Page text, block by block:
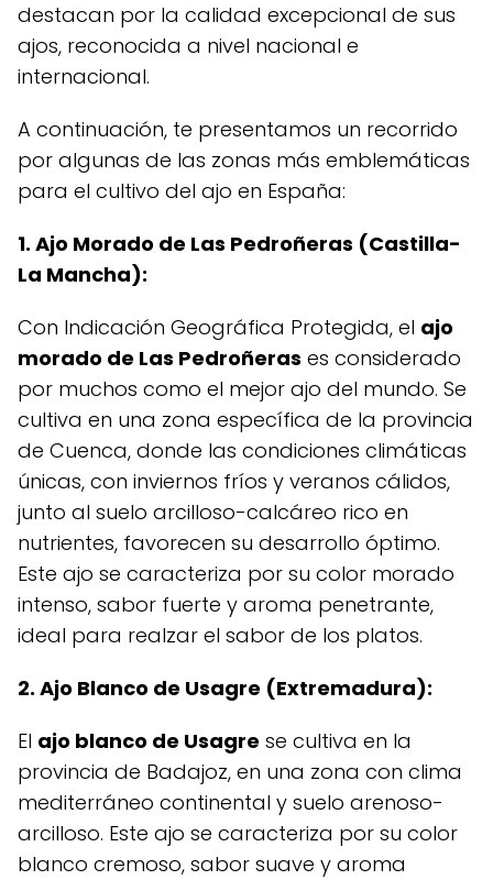
destacan por la calidad excepcional de sus
ajos, reconocida a nivel nacional e
internacional.
A continuación, te presentamos un recorrido
por algunas de las zonas más emblemáticas
para el cultivo del ajo en España:
1. Ajo Morado de Las Pedroñeras (Castilla-
La Mancha):
Con Indicación Geográfica Protegida, el ajo
morado de Las Pedroñeras es considerado
por muchos como el mejor ajo del mundo. Se
cultiva en una zona específica de la provincia
de Cuenca, donde las condiciones climáticas
únicas, con inviernos fríos y veranos cálidos,
junto al suelo arcilloso-calcáreo rico en
nutrientes, favorecen su desarrollo óptimo.
Este ajo se caracteriza por su color morado
intenso, sabor fuerte y aroma penetrante,
ideal para realzar el sabor de los platos.
2. Ajo Blanco de Usagre (Extremadura):
El ajo blanco de Usagre se cultiva en la
provincia de Badajoz, en una zona con clima
mediterráneo continental y suelo arenoso-
arcilloso. Este ajo se caracteriza por su color
blanco cremoso, sabor suave y aroma